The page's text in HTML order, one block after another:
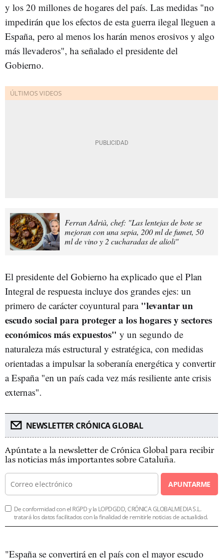
y los 20 millones de hogares del país. Las medidas "no
impedirán que los efectos de esta guerra ilegal lleguen a
España, pero al menos los harán menos erosivos y algo
más llevaderos", ha señalado el presidente del
Gobierno.
Ferran Adrià, chef: "Las lentejas de bote se
mejoran con una sepia, 200 ml de fumet, 50
ml de vino y 2 cucharadas de alioli"
El presidente del Gobierno ha explicado que el Plan
Integral de respuesta incluye dos grandes ejes: un
primero de carácter coyuntural para "levantar un
escudo social para proteger a los hogares y sectores
económicos más expuestos" y un segundo de
naturaleza más estructural y estratégica, con medidas
orientadas a impulsar la soberanía energética y convertir
a España "en un país cada vez más resiliente ante crisis
externas".
NEWSLETTER CRÓNICA GLOBAL
Apúntate a la newsletter de Crónica Global para recibir
las noticias más importantes sobre Cataluña.
APUNTARME
De conformidad con el RGPD y la LOPDGDD, CRÓNICA GLOBALMEDIA S.L.
tratará los datos facilitados con la finalidad de remitirle noticias de actualidad.
"España se convertirá en el país con el mayor escudo